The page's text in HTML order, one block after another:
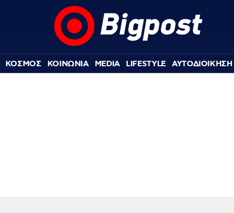
ΚΟΣΜΟΣ ΚΟΙΝΩΝΙΑ MEDIA LIFESTYLE ΑΥΤΟΔΙΟΙΚΗΣΗ